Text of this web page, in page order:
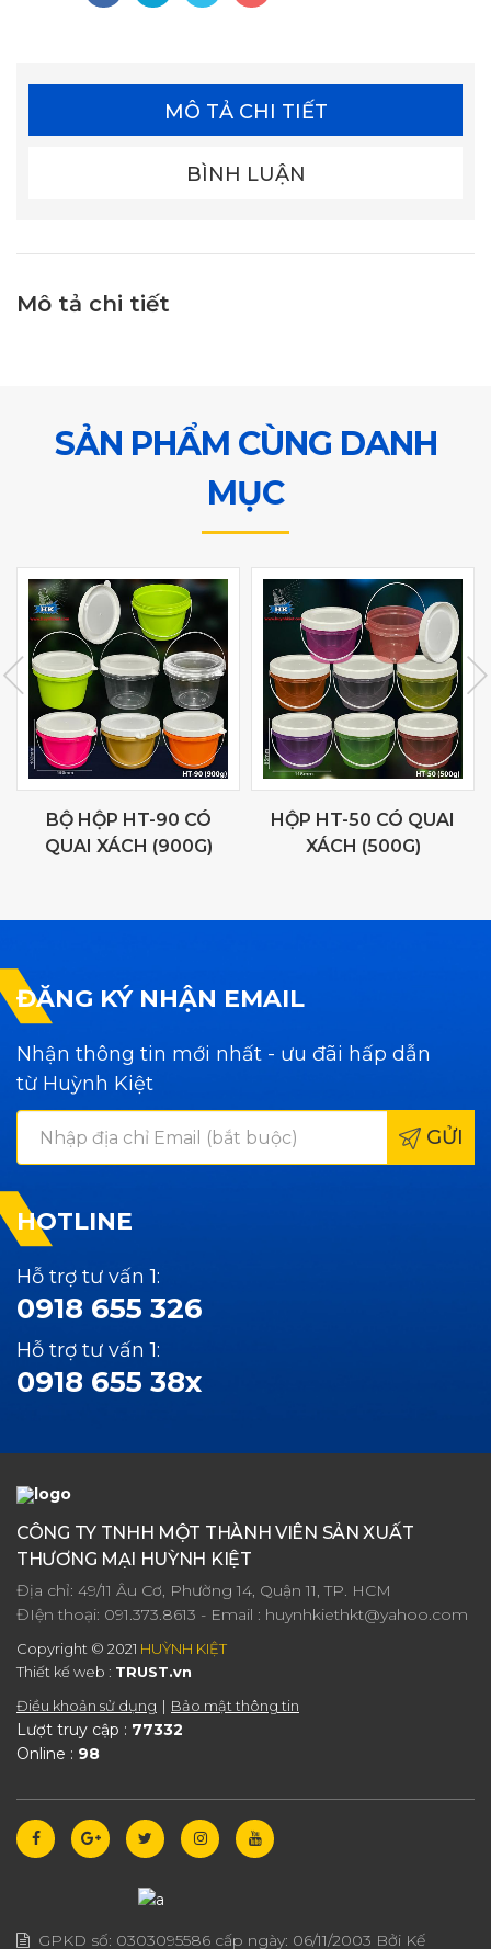
MÔ TẢ CHI TIẾT
BÌNH LUẬN
Mô tả chi tiết
SẢN PHẨM CÙNG DANH
MỤC
BỘ HỘP HT-90 CÓ
QUAI XÁCH (900G)
HỘP HT-50 CÓ QUAI
XÁCH (500G)
ĐĂNG KÝ NHẬN EMAIL
Nhận thông tin mới nhất - ưu đãi hấp dẫn
từ Huỳnh Kiệt
GỬI
HOTLINE
Hỗ trợ tư vấn 1:
0918 655 326
Hỗ trợ tư vấn 1:
0918 655 38x
CÔNG TY TNHH MỘT THÀNH VIÊN SẢN XUẤT
THƯƠNG MẠI HUỲNH KIỆT
Địa chỉ: 49/11 Âu Cơ, Phường 14, Quận 11, TP. HCM
ĐIện thoại: 091.373.8613 - Email : huynhkiethkt@yahoo.com
Copyright © 2021 HUỲNH KIỆT
Thiết kế web : TRUST.vn
Điều khoản sử dụng
Bảo mật thông tin
Lượt truy cập : 77332
Online : 98
GPKD số: 0303095586 cấp ngày: 06/11/2003 Bởi Kế